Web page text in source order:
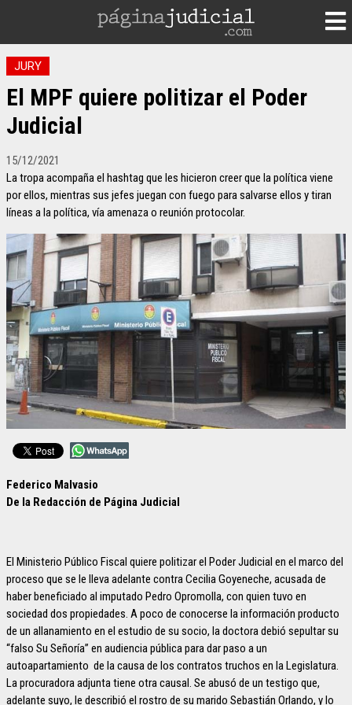
JURY
El MPF quiere politizar el Poder
Judicial
15/12/2021
La tropa acompaña el hashtag que les hicieron creer que la política viene
por ellos, mientras sus jefes juegan con fuego para salvarse ellos y tiran
líneas a la política, vía amenaza o reunión protocolar.
Federico Malvasio
De la Redacción de Página Judicial
El Ministerio Público Fiscal quiere politizar el Poder Judicial en el marco del
proceso que se le lleva adelante contra Cecilia Goyeneche, acusada de
haber beneficiado al imputado Pedro Opromolla, con quien tuvo en
sociedad dos propiedades. A poco de conocerse la información producto
de un allanamiento en el estudio de su socio, la doctora debió sepultar su
“falso Su Señoría” en audiencia pública para dar paso a un
autoapartamiento de la causa de los contratos truchos en la Legislatura.
La procuradora adjunta tiene otra causal. Se abusó de un testigo que,
adelante suyo, le describió el rostro de su marido Sebastián Orlando, y lo